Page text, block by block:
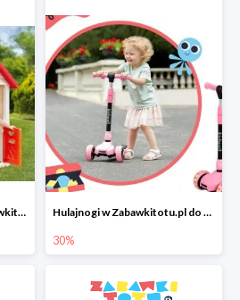
Zabawki ogrodowe w Zabawkitotu.pl do -20% Hulajnogi w Zabawkitotu.pl do -30%
30%